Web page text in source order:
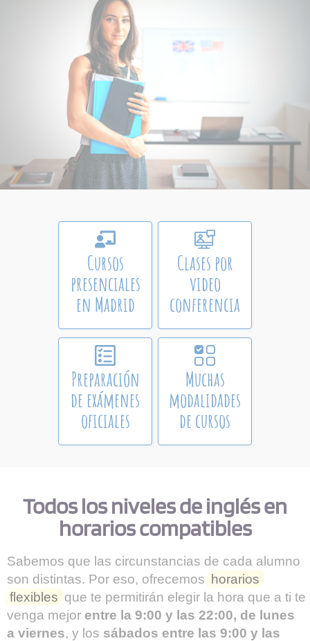
Cursos
presenciales
en Madrid
Clases por
video
conferencia
Preparación
de exámenes
oficiales
Muchas
modalidades
de cursos
Todos los niveles de inglés en
horarios compatibles
Sabemos que las circunstancias de cada alumno
son distintas. Por eso, ofrecemos
horarios
flexibles que te permitirán elegir la hora que a ti te
venga mejor entre la 9:00 y las 22:00, de lunes
a viernes, y los sábados entre las 9:00 y las